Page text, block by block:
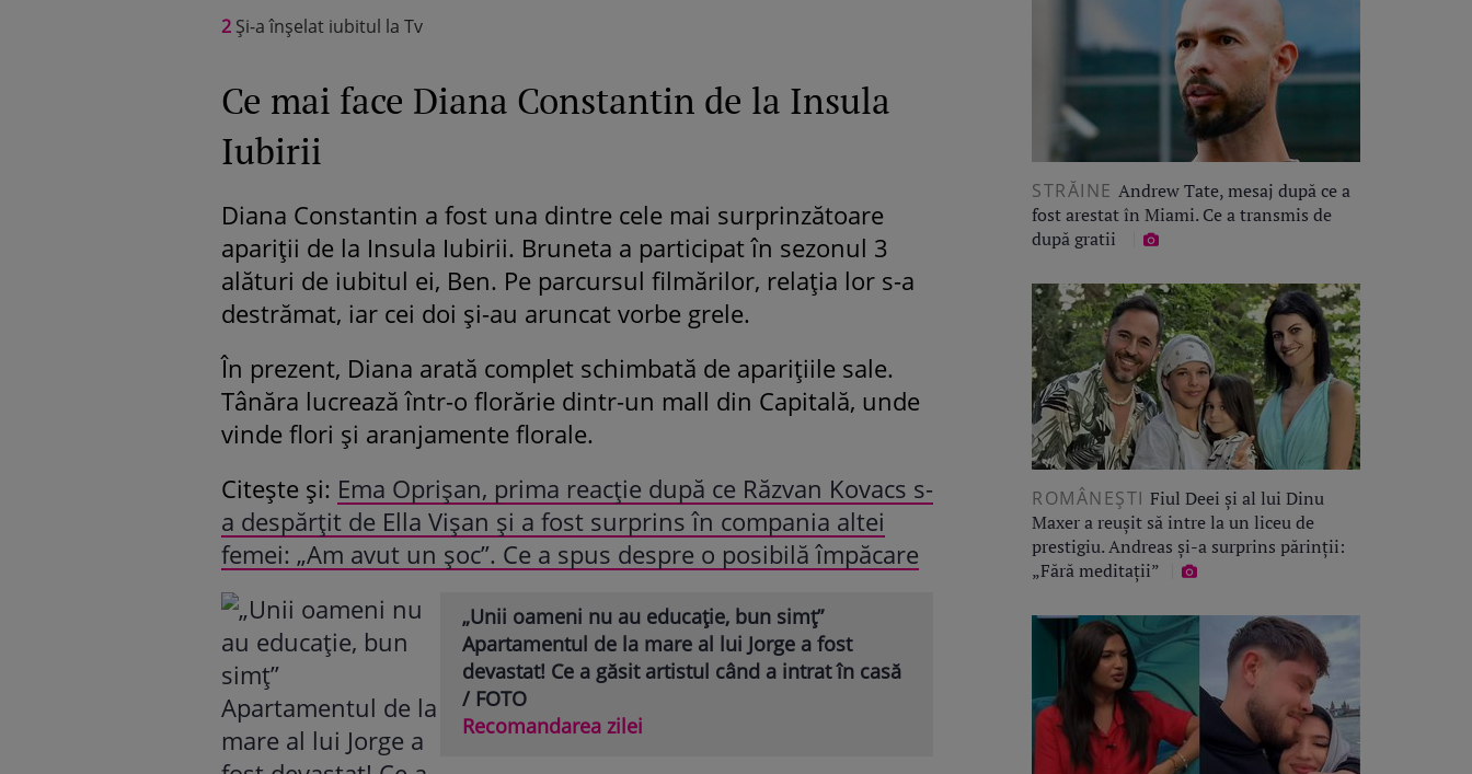
2 Și-a înșelat iubitul la Tv
Ce mai face Diana Constantin de la Insula
Iubirii
Diana Constantin a fost una dintre cele mai surprinzătoare
apariții de la Insula Iubirii. Bruneta a participat în sezonul 3
alături de iubitul ei, Ben. Pe parcursul filmărilor, relația lor s-a
destrămat, iar cei doi și-au aruncat vorbe grele.
În prezent, Diana arată complet schimbată de aparițiile sale.
Tânăra lucrează într-o florărie dintr-un mall din Capitală, unde
vinde flori și aranjamente florale.
Citește și: Ema Oprișan, prima reacție după ce Răzvan Kovacs s-
a despărțit de Ella Vișan și a fost surprins în compania altei
femei: „Am avut un șoc”. Ce a spus despre o posibilă împăcare
„Unii oameni nu au educație, bun simț”
Apartamentul de la mare al lui Jorge a fost
devastat! Ce a găsit artistul când a intrat în casă
/ FOTO
Recomandarea zilei
STRĂINE Andrew Tate, mesaj după ce a
fost arestat în Miami. Ce a transmis de
după gratii
ROMÂNEŞTI Fiul Deei și al lui Dinu
Maxer a reușit să intre la un liceu de
prestigiu. Andreas și-a surprins părinții:
„Fără meditații”